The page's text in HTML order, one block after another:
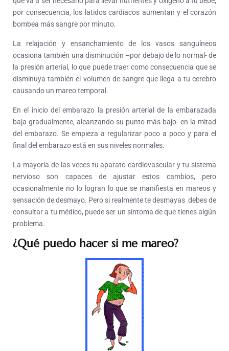
por consecuencia, los latidos cardiacos aumentan y el corazón
bombea más sangre por minuto.
La relajación y ensanchamiento de los vasos sanguíneos
ocasiona también una disminución –por debajo de lo normal- de
la presión arterial, lo que puede traer como consecuencia que se
disminuya también el volumen de sangre que llega a tu cerebro
causando un mareo temporal.
En el inicio del embarazo la presión arterial de la embarazada
baja gradualmente, alcanzando su punto más bajo en la mitad
del embarazo. Se empieza a regularizar poco a poco y para el
final del embarazo está en sus niveles normales.
La mayoría de las veces tu aparato cardiovascular y tu sistema
nervioso son capaces de ajustar estos cambios, pero
ocasionalmente no lo logran lo que se manifiesta en mareos y
sensación de desmayo. Pero si realmente te desmayas debes de
consultar a tu médico, puede ser un síntoma de que tienes algún
problema.
¿Qué puedo hacer si me mareo?